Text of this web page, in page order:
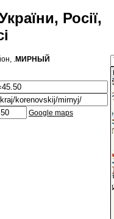
Росії,
.МИРНЫЙ
Google maps